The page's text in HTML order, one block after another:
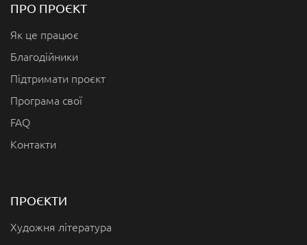
ПРО ПРОЄКТ
Як це працює
Благодійники
Підтримати проєкт
Програма свої
FAQ
Контакти
ПРОЄКТИ
Художня література